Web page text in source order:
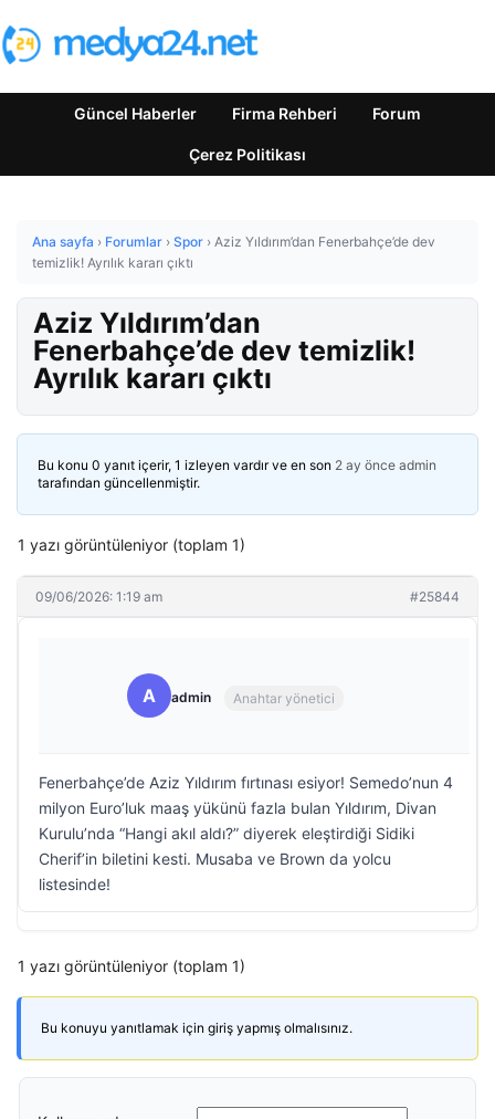
Güncel Haberler Firma Rehberi Forum
Çerez Politikası
Ana sayfa › Forumlar › Spor › Aziz Yıldırım’dan Fenerbahçe’de dev
temizlik! Ayrılık kararı çıktı
Aziz Yıldırım’dan
Fenerbahçe’de dev temizlik!
Ayrılık kararı çıktı
Bu konu 0 yanıt içerir, 1 izleyen vardır ve en son 2 ay önce admin
tarafından güncellenmiştir.
1 yazı görüntüleniyor (toplam 1)
09/06/2026: 1:19 am #25844
A admin Anahtar yönetici
Fenerbahçe’de Aziz Yıldırım fırtınası esiyor! Semedo’nun 4
milyon Euro’luk maaş yükünü fazla bulan Yıldırım, Divan
Kurulu’nda “Hangi akıl aldı?” diyerek eleştirdiği Sidiki
Cherif’in biletini kesti. Musaba ve Brown da yolcu
listesinde!
1 yazı görüntüleniyor (toplam 1)
Bu konuyu yanıtlamak için giriş yapmış olmalısınız.